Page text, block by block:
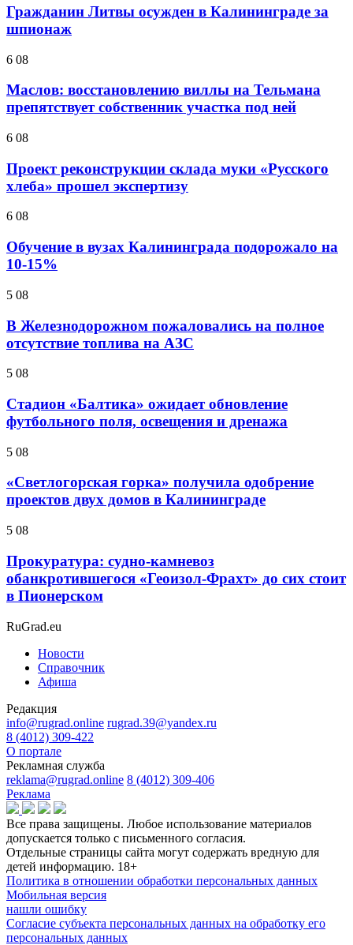
Гражданин Литвы осужден в Калининграде за
шпионаж
6 08
Маслов: восстановлению виллы на Тельмана
препятствует собственник участка под ней
6 08
Проект реконструкции склада муки «Русского
хлеба» прошел экспертизу
6 08
Обучение в вузах Калининграда подорожало на
10-15%
5 08
В Железнодорожном пожаловались на полное
отсутствие топлива на АЗС
5 08
Стадион «Балтика» ожидает обновление
футбольного поля, освещения и дренажа
5 08
«Светлогорская горка» получила одобрение
проектов двух домов в Калининграде
5 08
Прокуратура: судно-камневоз
обанкротившегося «Геоизол-Фрахт» до сих стоит
в Пионерском
RuGrad.eu
Новости
Справочник
Афиша
Редакция
info@rugrad.online rugrad.39@yandex.ru
8 (4012) 309-422
О портале
Рекламная служба
reklama@rugrad.online 8 (4012) 309-406
Реклама
Все права защищены. Любое использование материалов
допускается только с письменного согласия.
Отдельные страницы сайта могут содержать вредную для
детей информацию. 18+
Политика в отношении обработки персональных данных
Мобильная версия
нашли ошибку
Согласие субъекта персональных данных на обработку его
персональных данных